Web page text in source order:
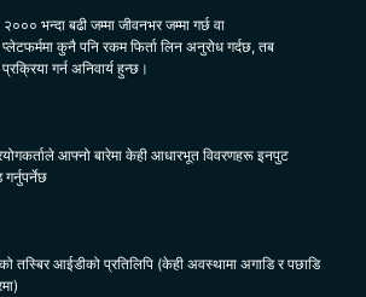
भन्दा बढी जम्मा जीवनभर जम्मा गर्छ वा
प्लेटफर्ममा कुनै पनि रकम फिर्ता लिन अनुरोध गर्दछ, तब
गर्न अनिवार्य हुन्छ।
आफ्नो बारेमा केही आधारभूत विवरणहरू इनपुट
तस्बिर आईडीको प्रतिलिपि (केही अवस्थामा अगाडि र पछाडि